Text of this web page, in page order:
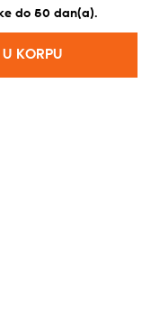
do 50 dan(a).
KORPU